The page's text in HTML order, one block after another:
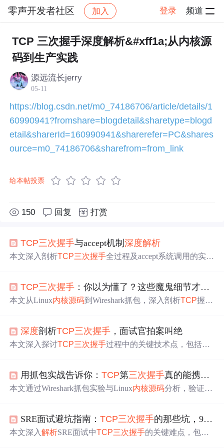
零声开发者社区 加入 登录 频道
社区 零声开发者社区 技术原创合集 帖子详情
TCP 三次握手深度解析&#xff1a;从内核源
码到生产实践
源远流长jerry
05-11
https://blog.csdn.net/m0_74186706/article/details/1
60990941?fromshare=blogdetail&sharetype=blogd
etail&sharerId=160990941&sharerefer=PC&shares
ource=m0_74186706&sharefrom=from_link
给本帖投票
150 回复 打赏
TCP三次握手与accept机制深度解析
本文深入剖析TCP三次握手全过程及accept系统调用的实际
与2MSL机制的设计目的及不遵循的严重后果；同时涵盖握
手阶段数据携带限制、序列号回绕、Nagle与延迟确认交互
TCP三次握手 ：你以为懂了？这些魔鬼细节才是面试官的终极杀招!
本文从Linux内核源码到Wireshark抓包，深入剖析TCP握
优化方案，如eBPF方案，最后提供工程师防御清单、解答
面试题，强调理解TCP握手对设计高并发系统的重要性。
深度剖析TCP三次握手 ，面试官拍案叫绝
本文深入探讨TCP三次握手过程中的关键技术点，包括端
用抓包实战告诉你：TCP第三次握手真的能携带数据吗？
本文通过Wireshark抓包实验与Linux内核源码分析，验证T
则及生产部署要点，并对比传统HTTP连接性能。结论指
出：现代Linux内核默认支持该特性，但在防火墙策略、连
SRE面试避坑指南：TCP三次握手的那些坑，90%的人都答错了
本文深入解析SRE面试中TCP三次握手的关键难点，包括I